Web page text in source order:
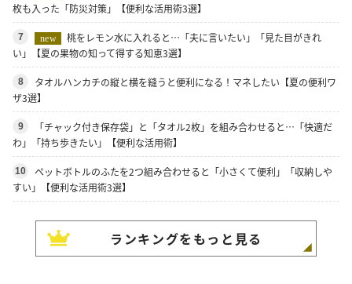
枚も入った「防災対策」【便利な活用術3選】
7 new
桃をレモン水に入れると…「夫に言いたい」「見た目がきれ
い」【夏の果物の知って得する知恵3選】
8
タオルハンカチの縦と横を縫うと便利になる！マネしたい【夏の便利ワ
ザ3選】
9
「チャック付き保存袋」と「タオル2枚」を組み合わせると…「快適だ
わ」「持ち歩きたい」【便利な活用術】
10
ペットボトルのふたを2つ組み合わせると「小さくて便利」「収納しや
すい」【便利な活用術3選】
ランキングをもっと見る